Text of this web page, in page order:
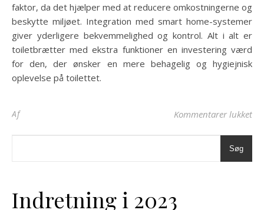
faktor, da det hjælper med at reducere omkostningerne og
beskytte miljøet. Integration med smart home-systemer
giver yderligere bekvemmelighed og kontrol. Alt i alt er
toiletbrætter med ekstra funktioner en investering værd
for den, der ønsker en mere behagelig og hygiejnisk
oplevelse på toilettet.
Af Kommentarer lukkettil
Søg
Indretning i 2023